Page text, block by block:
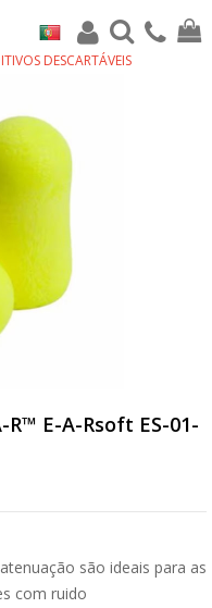
DESCARTÁVEIS
E-A-Rsoft ES-01-
são ideais para as
com ruido